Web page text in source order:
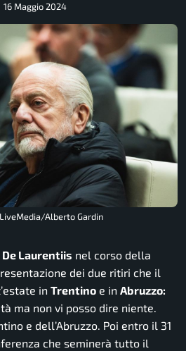
16 Maggio 2024
Alberto Gardin
Laurentiis nel corso della
dei due ritiri che il
in Trentino e in Abruzzo:
ma non vi posso dire niente.
e dell’Abruzzo. Poi entro il 31
che seminerà tutto il